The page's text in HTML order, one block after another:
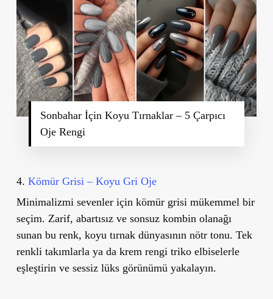
Sonbahar İçin Koyu Tırnaklar – 5 Çarpıcı
Oje Rengi
4. Kömür Grisi – Koyu Gri Oje
Minimalizmi sevenler için kömür grisi mükemmel bir
seçim. Zarif, abartısız ve sonsuz kombin olanağı
sunan bu renk, koyu tırnak dünyasının nötr tonu. Tek
renkli takımlarla ya da krem rengi triko elbiselerle
eşleştirin ve sessiz lüks görünümü yakalayın.